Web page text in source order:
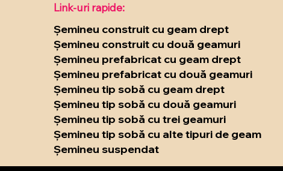
Link-uri rapide:
Șemineu construit cu geam drept
Șemineu construit cu două geamuri
Șemineu prefabricat cu geam drept
Șemineu prefabricat cu două geamuri
Șemineu tip sobă cu geam drept
Șemineu tip sobă cu două geamuri
Șemineu tip sobă cu trei geamuri
Șemineu tip sobă cu alte tipuri de geam
Șemineu suspendat